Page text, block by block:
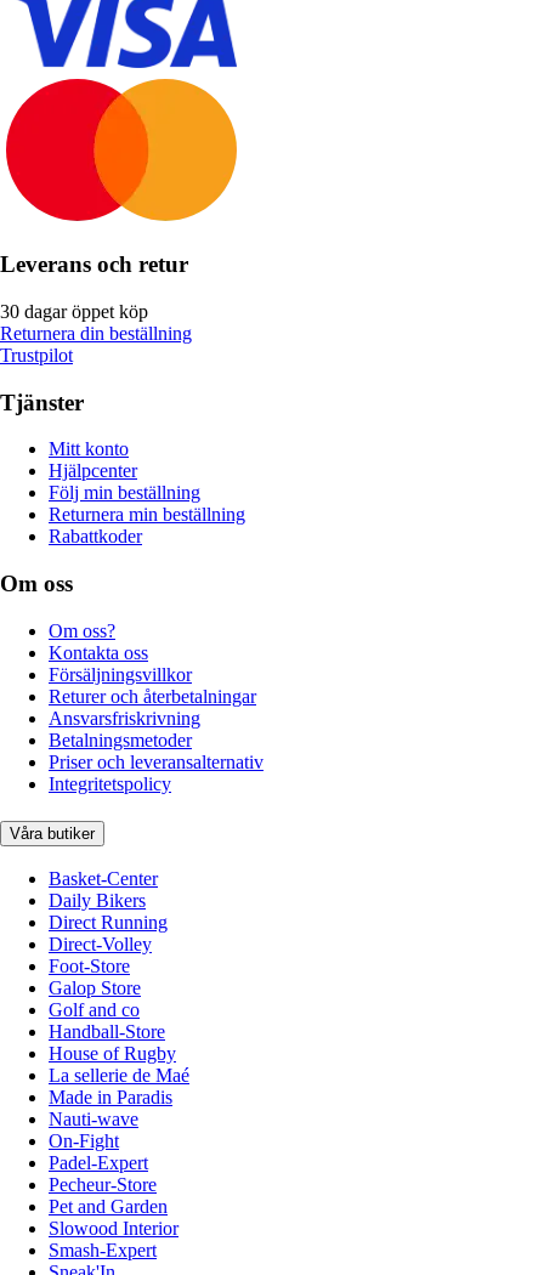
Leverans och retur
30 dagar öppet köp
Returnera din beställning
Trustpilot
Tjänster
Mitt konto
Hjälpcenter
Följ min beställning
Returnera min beställning
Rabattkoder
Om oss
Om oss?
Kontakta oss
Försäljningsvillkor
Returer och återbetalningar
Ansvarsfriskrivning
Betalningsmetoder
Priser och leveransalternativ
Integritetspolicy
Våra butiker
Basket-Center
Daily Bikers
Direct Running
Direct-Volley
Foot-Store
Galop Store
Golf and co
Handball-Store
House of Rugby
La sellerie de Maé
Made in Paradis
Nauti-wave
On-Fight
Padel-Expert
Pecheur-Store
Pet and Garden
Slowood Interior
Smash-Expert